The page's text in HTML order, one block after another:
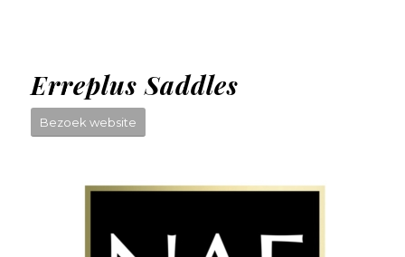
Erreplus Saddles
Bezoek website